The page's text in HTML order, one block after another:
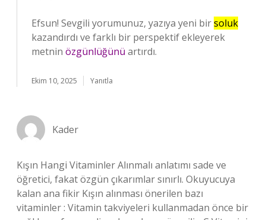
Efsun! Sevgili yorumunuz, yazıya yeni birsoluk
kazandırdı ve farklı bir perspektif ekleyerek
metnin özgünlüğünü artırdı.
Ekim 10, 2025 Yanıtla
Kader
Kışın Hangi Vitaminler Alınmalı anlatımı sade ve
öğretici, fakat özgün çıkarımlar sınırlı. Okuyucuya
kalan ana fikir Kışın alınması önerilen bazı
vitaminler : Vitamin takviyeleri kullanmadan önce bir